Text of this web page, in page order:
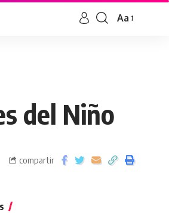
Aa
del Niño
compartir